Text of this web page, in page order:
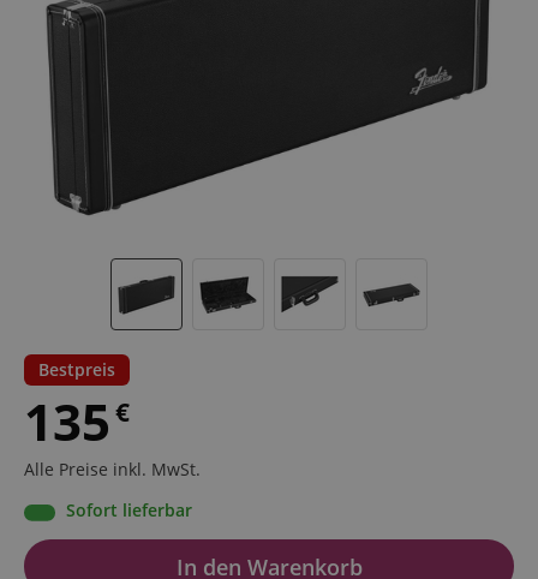
Bestpreis
135 €
Alle Preise inkl. MwSt.
Sofort lieferbar
In den Warenkorb